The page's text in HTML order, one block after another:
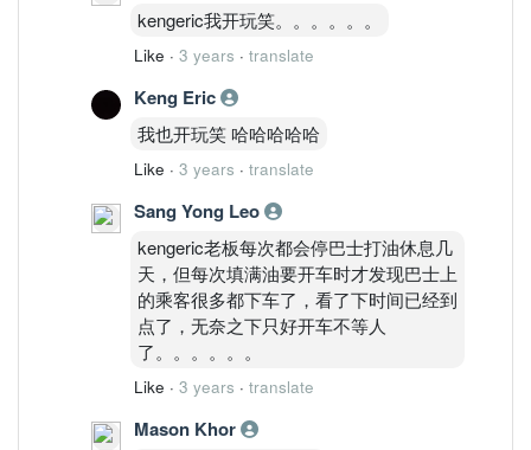
kengeric我开玩笑。。。。。。
Like · 3 years · translate
Keng Eric
我也开玩笑 哈哈哈哈哈
Like · 3 years · translate
Sang Yong Leo
kengeric老板每次都会停巴士打油休息几
天，但每次填满油要开车时才发现巴士上
的乘客很多都下车了，看了下时间已经到
点了，无奈之下只好开车不等人
了。。。。。。
Like · 3 years · translate
Mason Khor